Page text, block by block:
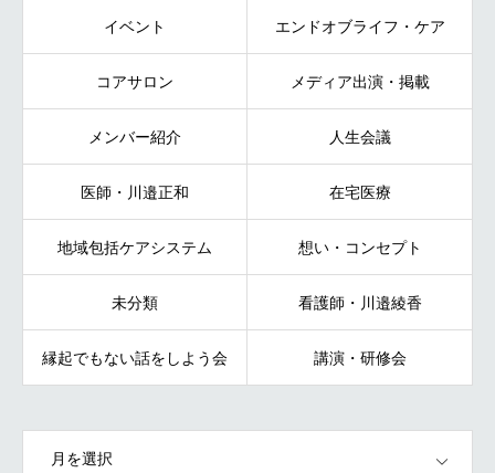
イベント エンドオブライフ・ケア
コアサロン メディア出演・掲載
メンバー紹介 人生会議
医師・川邉正和 在宅医療
地域包括ケアシステム 想い・コンセプト
未分類 看護師・川邉綾香
縁起でもない話をしよう会 講演・研修会
OPEN